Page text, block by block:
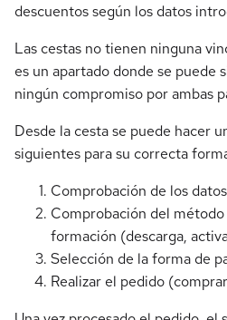
descuentos según los datos
Las cestas no tienen ninguna
es un apartado donde se puede
ningún compromiso por ambas
Desde la cesta se puede hacer
siguientes para su correcta
Comprobación de los
Comprobación del
formación (descarga,
Selección de la forma de
Realizar el pedido